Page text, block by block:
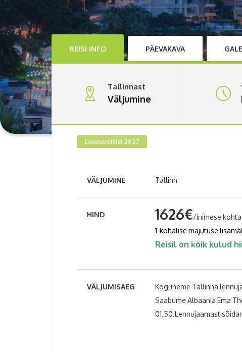
REISI INFO PÄEVAKAVA
Tallinnast
Väljumine
Lennureisid 2027
VÄLJUMINE Tallinn
HIND 1626€/inimese
1-kohalise majutuse
Reisil on kõik kulud
VÄLJUMISAEG
Koguneme Tallinna
Saabume Albaania Ema
01.50.Lennujaamast